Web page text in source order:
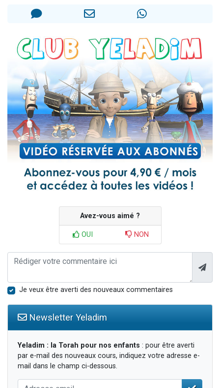
Il reste 49 places pour étudier en groupe sur Zoom
12 nouvelles musiques dans Torah-Box Music
Avez-vous aimé ?
OUI NON
Je veux être averti des nouveaux commentaires
Newsletter Yeladim
Yeladim : la Torah pour nos enfants : pour être averti
par e-mail des nouveaux cours, indiquez votre adresse e-
mail dans le champ ci-dessous.